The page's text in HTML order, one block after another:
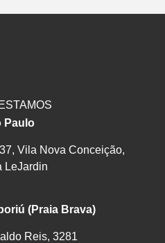
Paulo
Vila Nova Conceição,
LeJardin
(Praia Brava)
Reis, 3281